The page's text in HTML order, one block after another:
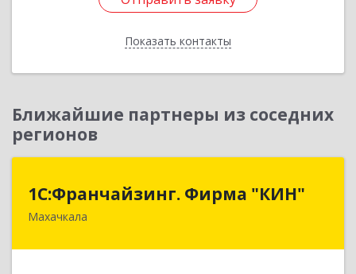
Показать контакты
Назад
Ближайшие партнеры из соседних
регионов
1С:Франчайзинг. Фирма "КИН"
Махачкала
1С:Франчайзинг. Фирма "КИН"
367030, Дагестан Респ, Махачкала г, И.Казака